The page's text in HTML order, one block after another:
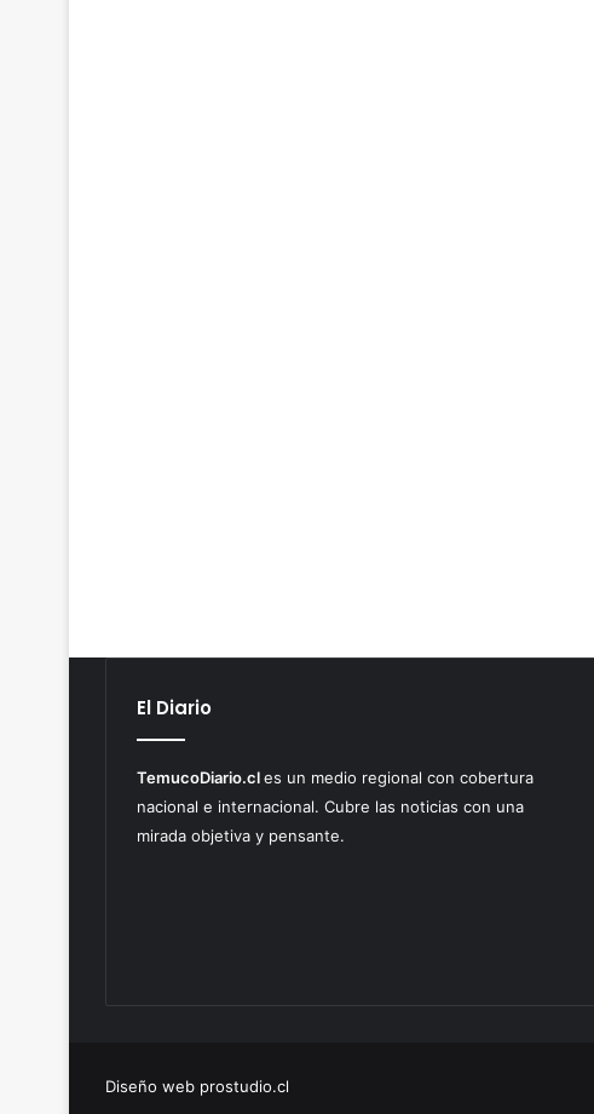
El Diario
TemucoDiario.cles un medio regional con cobertura
nacional e internacional. Cubre las noticias con una
mirada objetiva y pensante.
Diseño web prostudio.cl